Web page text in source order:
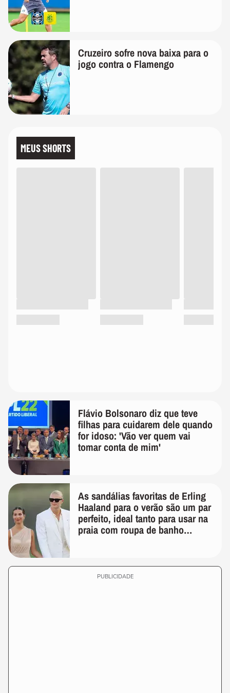
Cruzeiro sofre nova baixa para o
jogo contra o Flamengo
MEUS SHORTS
Flávio Bolsonaro diz que teve
filhas para cuidarem dele quando
for idoso: 'Vão ver quem vai
tomar conta de mim'
As sandálias favoritas de Erling
Haaland para o verão são um par
perfeito, ideal tanto para usar na
praia com roupa de banho
PUBLICIDADE